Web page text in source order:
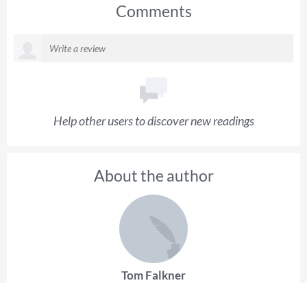
Comments
Help other users to discover new readings
About the author
Tom Falkner